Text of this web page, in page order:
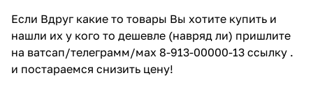
Если Вдруг какие то товары Вы хотите купить и
нашли их у кого то дешевле (навряд ли) пришлите
на ватсап/телеграмм/мах 8-913-00000-13 ссылку .
и постараемся снизить цену!